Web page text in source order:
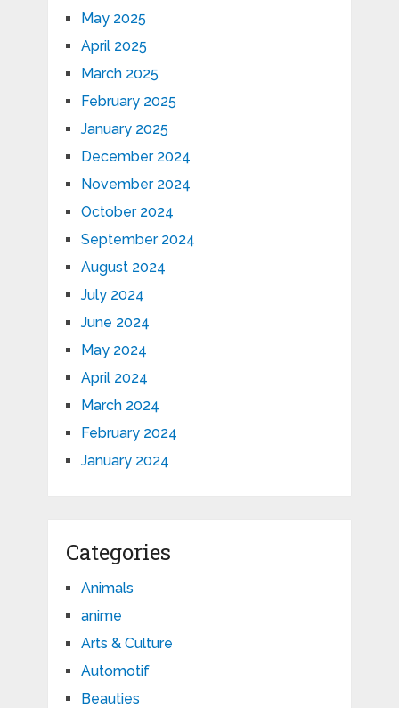
May 2025
April 2025
March 2025
February 2025
January 2025
December 2024
November 2024
October 2024
September 2024
August 2024
July 2024
June 2024
May 2024
April 2024
March 2024
February 2024
January 2024
Categories
Animals
anime
Arts & Culture
Automotif
Beauties